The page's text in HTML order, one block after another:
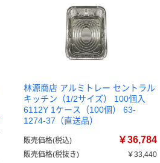
林源商店 アルミトレー セントラル
キッチン（1/2サイズ） 100個入
6112Y 1ケース（100個） 63-
1274-37（直送品）
販売価格(税込) ￥36,784
販売価格(税抜き)
￥33,440